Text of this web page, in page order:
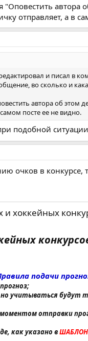
"Оповестить
отправляет, а в
и писал в
во сколько и
автора об этом
посте ее не видно.
подобной
очков в
хоккейных
подачи
учитываться
отправки
как указано в